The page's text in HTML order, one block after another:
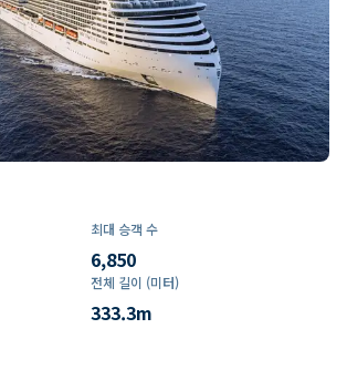
최대 승객 수
6,850
전체 길이 (미터)
333.3m